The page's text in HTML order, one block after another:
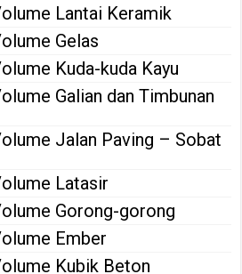
Lantai Keramik
Gelas
Kuda-kuda Kayu
Galian dan Timbunan
Jalan Paving – Sobat
Latasir
Gorong-gorong
Ember
Kubik Beton